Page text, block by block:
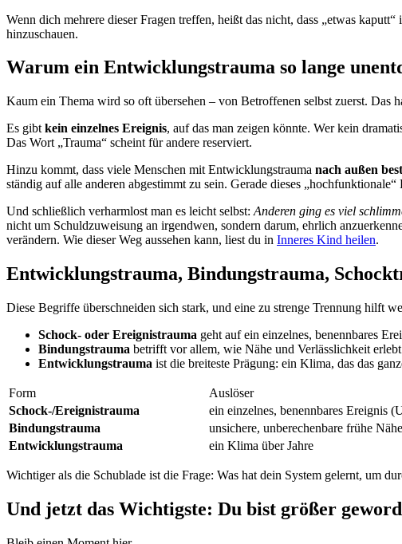
Wenn dich mehrere dieser Fragen treffen, heißt das nicht, dass „etwas
hinzuschauen.
Warum ein Entwicklungstrauma so lange
Kaum ein Thema wird so oft übersehen – von Betroffenen selbst zuerst. Das
Es gibt kein einzelnes Ereignis, auf das man zeigen könnte. Wer kein
Das Wort „Trauma“ scheint für andere reserviert.
Hinzu kommt, dass viele Menschen mit Entwicklungstrauma nach außen
ständig auf alle anderen abgestimmt zu sein. Gerade dieses
Und schließlich verharmlost man es leicht selbst: Anderen ging es viel
nicht um Schuldzuweisung an irgendwen, sondern darum, ehrlich
verändern. Wie dieser Weg aussehen kann, liest du in Inneres Kind heilen.
Entwicklungstrauma, Bindungstrauma,
Diese Begriffe überschneiden sich stark, und eine zu strenge Trennung hilft
Schock- oder Ereignistrauma geht auf ein einzelnes, benennbares
Bindungstrauma betrifft vor allem, wie Nähe und Verlässlichkeit
Entwicklungstrauma ist die breiteste Prägung: ein Klima, das das
Form Auslöser
Schock-/Ereignistrauma
ein einzelnes, benennbares Ereignis
Bindungstrauma
unsichere, unberechenbare frühe Nähe
Entwicklungstrauma
ein Klima über Jahre
Wichtiger als die Schublade ist die Frage: Was hat dein System gelernt, um
Und jetzt das Wichtigste: Du bist größer